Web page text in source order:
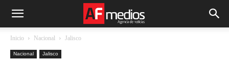
Inicio Nacional Jalisco
Nacional Jalisco